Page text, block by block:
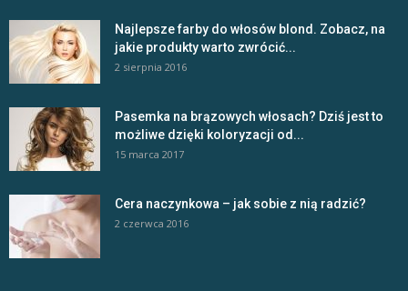
Najlepsze farby do włosów blond. Zobacz, na
jakie produkty warto zwrócić...
2 sierpnia 2016
Pasemka na brązowych włosach? Dziś jest to
możliwe dzięki koloryzacji od...
15 marca 2017
Cera naczynkowa – jak sobie z nią radzić?
2 czerwca 2016